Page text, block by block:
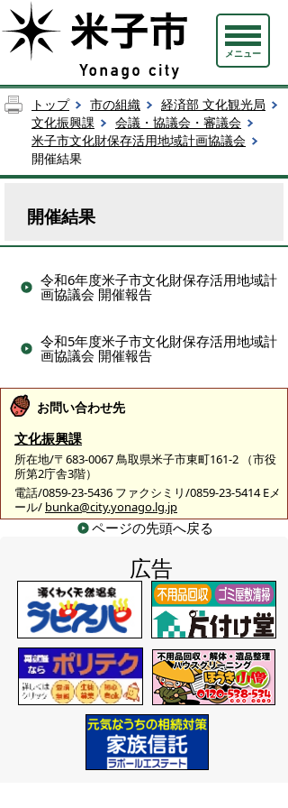
メニュー
トップ 市の組織
経済部 文化観光局
文化振興課
会議・協議会・審議会
米子市文化財保存活用地域計画協議会
開催結果
開催結果
令和6年度米子市文化財保存活用地域計
画協議会 開催報告
令和5年度米子市文化財保存活用地域計
画協議会 開催報告
お問い合わせ先
文化振興課
所在地/〒683-0067 鳥取県米子市東町161-2 （市役
所第2庁舎3階）
電話/0859-23-5436 ファクシミリ/0859-23-5414 Eメ
ール/ bunka@city.yonago.lg.jp
ページの先頭へ戻る
広告